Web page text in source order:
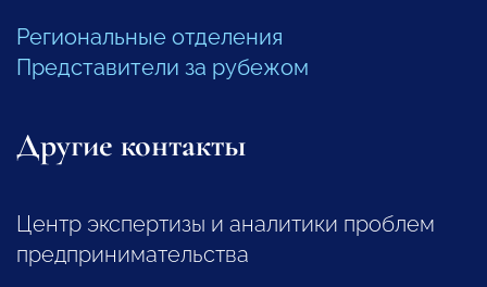
Региональные отделения
Представители за рубежом
Другие контакты
Центр экспертизы и аналитики проблем
предпринимательства